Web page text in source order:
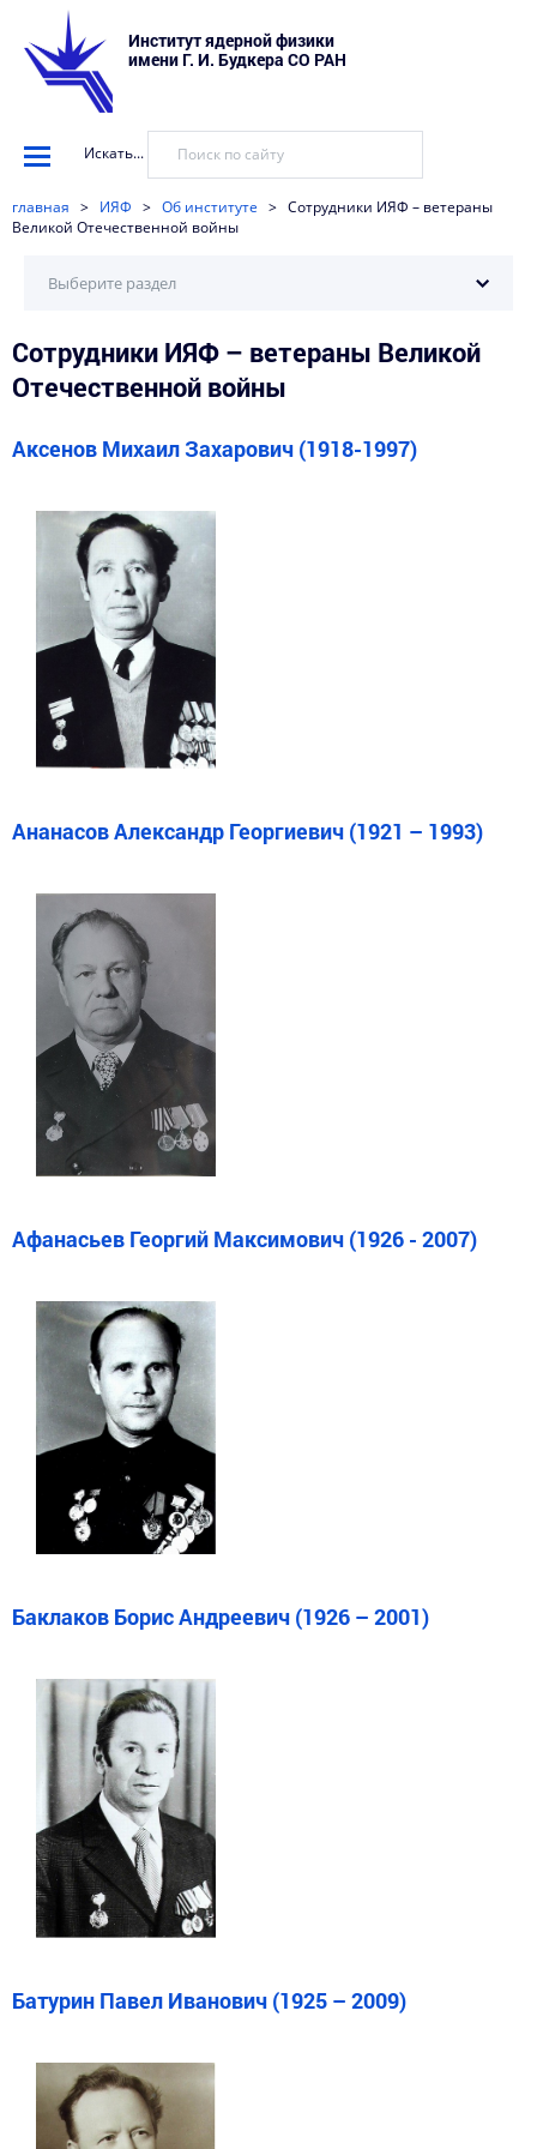
Институт ядерной физики
имени Г. И. Будкера СО РАН
Искать...
главная > ИЯФ > Об институте > Сотрудники ИЯФ – ветераны
Великой Отечественной войны
История ИЯФ
Научные школы ИЯФ
Сотрудники ИЯФ, внесшие существенный вклад в
развитие института
войны
Выберите раздел
Сотрудники ИЯФ – ветераны Великой
Отечественной войны
Аксенов Михаил Захарович (1918-1997)
Ананасов Александр Георгиевич (1921 – 1993)
Афанасьев Георгий Максимович (1926 - 2007)
Баклаков Борис Андреевич (1926 – 2001)
Батурин Павел Иванович (1925 – 2009)